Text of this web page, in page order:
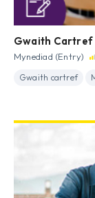
Gwaith Cartref
Mynediad (Entry)
Gwaith cartref